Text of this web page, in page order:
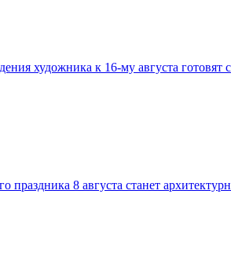
художника к 16-му августа
8 августа станет